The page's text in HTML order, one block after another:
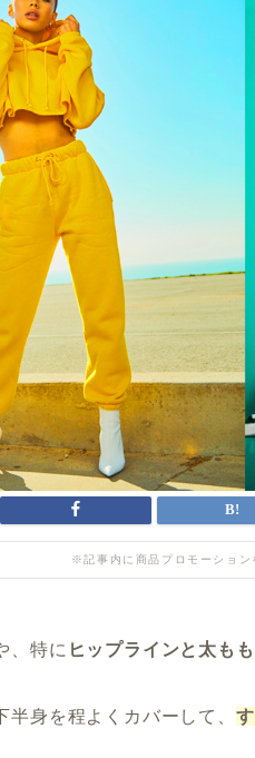
※記事内に商品プロモーション
、特に ヒップラインと太も
半身を程よくカバーして、